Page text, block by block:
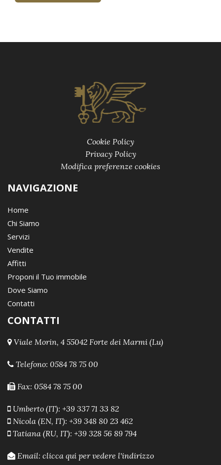
Cookie Policy
Privacy Policy
Modifica preferenze cookies
NAVIGAZIONE
Home
Chi Siamo
Servizi
Vendite
Affitti
Proponi il Tuo immobile
Dove Siamo
Contatti
CONTATTI
Viale Morin, 4 55042 Forte dei Marmi (Lu)
Telefono: 0584 78 75 00
Fax: 0584 78 75 00
Umberto (IT): +39 337 71 33 82
Nicola (EN, IT): +39 348 80 23 462
Tatiana (RU, IT): +39 328 56 89 794
Email: clicca qui per vedere l'indirizzo